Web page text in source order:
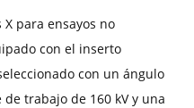
para ensayos no
con el inserto
con un ángulo
trabajo de 160 kV y una